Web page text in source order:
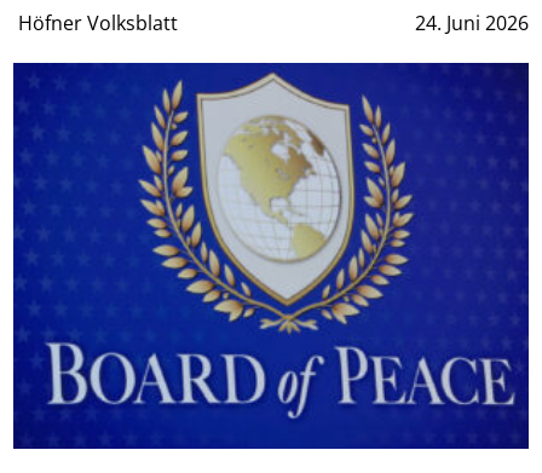
Höfner Volksblatt 24. Juni 2026